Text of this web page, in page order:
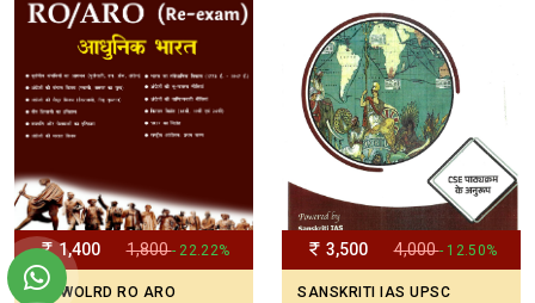
1,400 1,800- 22.22%
GS WOLRD RO ARO
3,500 4,000- 12.50%
SANSKRITI IAS UPSC